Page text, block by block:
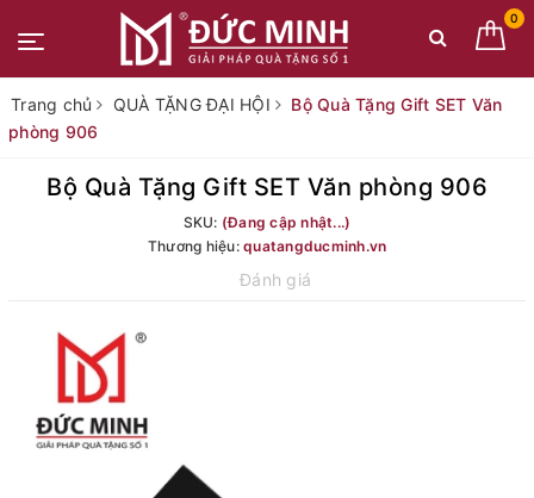
0
Trang chủ QUÀ TẶNG ĐẠI HỘI
Bộ Quà Tặng Gift SET Văn
phòng 906
Bộ Quà Tặng Gift SET Văn phòng 906
SKU: (Đang cập nhật...)
Thương hiệu: quatangducminh.vn
Đánh giá